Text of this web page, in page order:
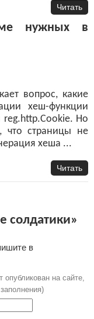
Читать
нужных в
вопрос, какие
хеш-функции
reg.http.Cookie. Но
что страницы не
хеша ...
Читать
солдатики»
в
опубликован на сайте,